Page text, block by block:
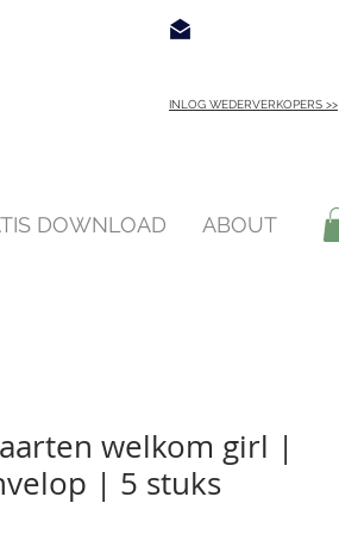
INLOG WEDERVERKOPERS >>
DOWNLOAD ABOUT
welkom girl |
| 5 stuks